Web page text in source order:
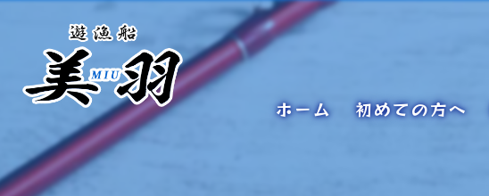
ホーム 初めての方へ